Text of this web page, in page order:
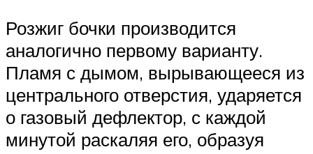
Розжиг бочки производится
аналогично первому варианту.
Пламя с дымом, вырывающееся из
центрального отверстия, ударяется
о газовый дефлектор, с каждой
минутой раскаляя его, образуя